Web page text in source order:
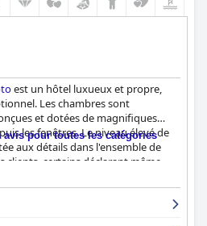
est un hôtel luxueux et propre,
Les chambres sont
et dotées de magnifiques
les fenêtres. Le niveau élevé de
aux détails dans l'ensemble de
clients, certains déclarant même
Le personnel a reçu des
le décrivant comme
un excellent service.
pour toutes les catégories